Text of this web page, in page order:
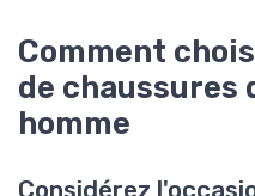
Comment
de chaussures
homme
Considérez